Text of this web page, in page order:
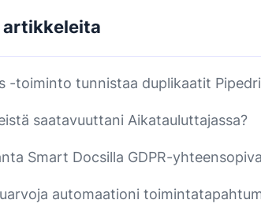
artikkeleita
-toiminto tunnistaa duplikaatit
saatavuuttani Aikatauluttajassa?
Smart Docsilla GDPR-
automaationi